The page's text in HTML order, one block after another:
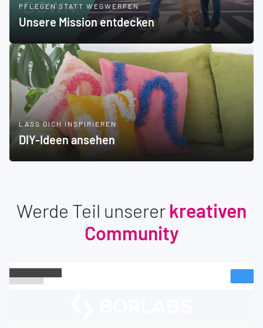
PFLEGEN STATT WEGWERFEN
Unsere Mission entdecken
LASS DICH INSPIRIEREN
DIY-Ideen ansehen
Werde Teil unserer kreativen
Community